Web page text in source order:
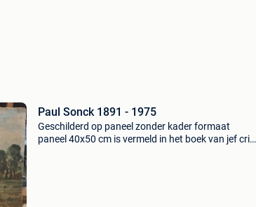
Paul Sonck 1891 - 1975
Geschilderd op paneel zonder kader formaat
paneel 40x50 cm is vermeld in het boek van jef crick